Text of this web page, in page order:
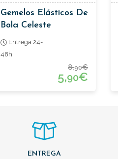
Gemelos Elásticos De
Bola Celeste
Entrega 24-
48h
8,90€
5,90€
ENTREGA